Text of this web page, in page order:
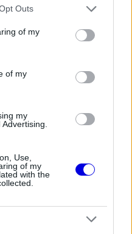
uses one or more Google
You may click to
and its third-party tags to
purposes in below Google
Outs
of my
of my
my
Use,
of my
with the
hogy aktív F1-
sorozatokban is
helyszín csábítaná
et